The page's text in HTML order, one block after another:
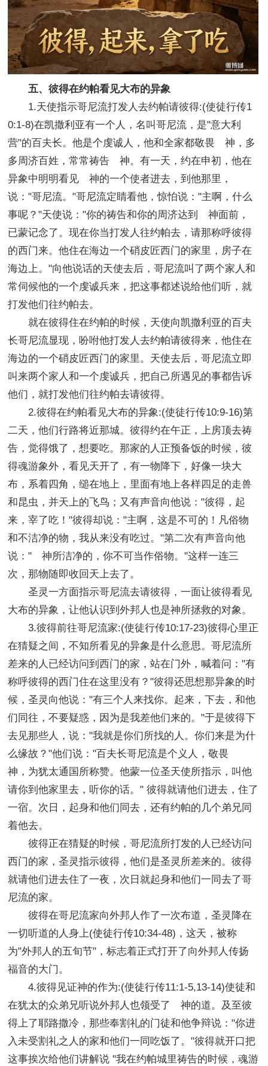
五、彼得在约帕看见大布的异象
1.天使指示哥尼流打发人去约帕请彼得:(使徒行传1
0:1-8)在凯撒利亚有一个人，名叫哥尼流，是"意大利
营"的百夫长。他是个虔诚人，他和全家都敬畏 神，多
多周济百姓，常常祷告 神。有一天，约在申初，他在
异象中明明看见 神的一个使者进去，到他那里，
说："哥尼流。"哥尼流定睛看他，惊怕说："主啊，什么
事呢？"天使说："你的祷告和你的周济达到 神面前，
已蒙记念了。现在你当打发人往约帕去，请那称呼彼得
的西门来。他住在海边一个硝皮匠西门的家里，房子在
海边上。"向他说话的天使去后，哥尼流叫了两个家人和
常伺候他的一个虔诚兵来，把这事都述说给他们听，就
打发他们往约帕去。
就在彼得住在约帕的时候，天使向凯撒利亚的百夫
长哥尼流显现，吩咐他打发人去约帕请彼得来，他住在
海边的一个硝皮匠西门的家里。天使去后，哥尼流立即
叫来两个家人和一个虔诚兵，把自己所遇见的事都告诉
他们，就打发他们往约帕去请彼得。
2.彼得在约帕看见大布的异象:(使徒行传10:9-16)第
二天，他们行路将近那城。彼得约在午正，上房顶去祷
告，觉得饿了，想要吃。那家的人正预备饭的时候，彼
得魂游象外，看见天开了，有一物降下，好像一块大
布，系着四角，缒在地上，里面有地上各样四足的走兽
和昆虫，并天上的飞鸟；又有声音向他说："彼得，起
来，宰了吃！"彼得却说："主啊，这是不可的！凡俗物
和不洁净的物，我从来没有吃过。"第二次有声音向他
说：" 神所洁净的，你不可当作俗物。"这样一连三
次，那物随即收回天上去了。
圣灵一方面指示哥尼流去请彼得，一面让彼得看见
大布的异象，让他认识到外邦人也是神所拯救的对象。
3.彼得前往哥尼流家:(使徒行传10:17-23)彼得心里正
在猜疑之间，不知所看见的异象是什么意思。哥尼流所
差来的人已经访问到西门的家，站在门外，喊着问："有
称呼彼得的西门住在这里没有？"彼得还思想那异象的时
候，圣灵向他说："有三个人来找你。起来，下去，和他
们同往，不要疑惑，因为是我差他们来的。"于是彼得下
去见那些人，说："我就是你们所找的人。你们来是为什
么缘故？"他们说："百夫长哥尼流是个义人，敬畏
神，为犹太通国所称赞。他蒙一位圣天使所指示，叫他
请你到他家里去，听你的话。" 彼得就请他们进去，住了
一宿。次日，起身和他们同去，还有约帕的几个弟兄同
着他去。
彼得正在猜疑的时候，哥尼流所打发的人已经访问
西门的家，圣灵指示彼得，他们是圣灵所差来的。彼得
就请他们进去住了一夜，次日就起身和他们一同去了哥
尼流的家。
彼得在哥尼流家向外邦人作了一次布道，圣灵降在
一切听道的人身上(使徒行传10:34-48)，这天，被称
为"外邦人的五旬节"，标志着正式打开了向外邦人传扬
福音的大门。
4.彼得见证神的作为:(使徒行传11:1-5,13-14)使徒和
在犹太的众弟兄听说外邦人也领受了 神的道。及至彼
得上了耶路撒冷，那些奉割礼的门徒和他争辩说："你进
入未受割礼之人的家和他们一同吃饭了。"彼得就开口把
这事挨次给他们讲解说 "我在约帕城里祷告的时候，魂游